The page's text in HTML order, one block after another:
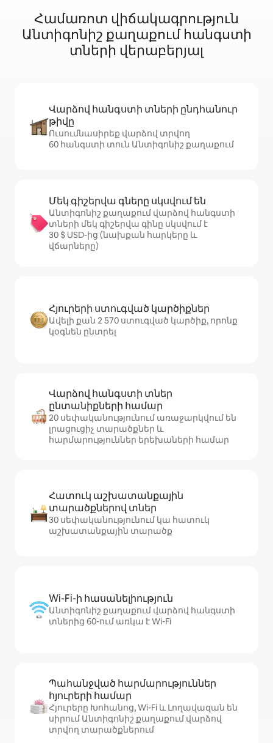
Համառոտ վիճակագրություն
Անտիգոնիշ քաղաքում հանգստի
տների վերաբերյալ
Վարձով հանգստի տների ընդհանուր
թիվը
Ուսումնասիրեք վարձով տրվող
60 հանգստի տուն Անտիգոնիշ քաղաքում
Մեկ գիշերվա գները սկսվում են
Անտիգոնիշ քաղաքում վարձով հանգստի
տների մեկ գիշերվա գինը սկսվում է
30 $ USD-ից (նախքան հարկերը և
վճարները)
Հյուրերի ստուգված կարծիքներ
Ավելի քան 2 570 ստուգված կարծիք, որոնք
կօգնեն ընտրել
Վարձով հանգստի տներ
ընտանիքների համար
20 սեփականությունում առաջարկվում են
լրացուցիչ տարածքներ և
հարմարություններ երեխաների համար
Հատուկ աշխատանքային
տարածքներով տներ
30 սեփականությունում կա հատուկ
աշխատանքային տարածք
Wi-Fi-ի հասանելիություն
Անտիգոնիշ քաղաքում վարձով հանգստի
տներից 60-ում առկա է Wi-Fi
Պահանջված հարմարություններ
հյուրերի համար
Հյուրերը Խոհանոց, Wi-Fi և Լողավազան են
սիրում Անտիգոնիշ քաղաքում վարձով
տրվող տարածքներում